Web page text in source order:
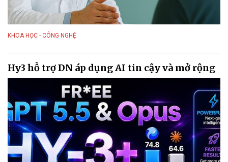
KHOA HỌC - CÔNG NGHỆ
Hy3 hỗ trợ DN áp dụng AI tin cậy và mở rộng